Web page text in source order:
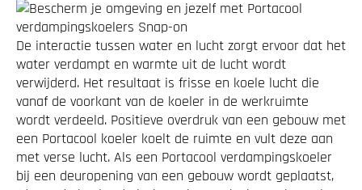
De interactie tussen water en lucht zorgt ervoor dat het
water verdampt en warmte uit de lucht wordt
verwijderd. Het resultaat is frisse en koele lucht die
vanaf de voorkant van de koeler in de werkruimte
wordt verdeeld. Positieve overdruk van een gebouw met
een Portacool koeler koelt de ruimte en vult deze aan
met verse lucht. Als een Portacool verdampingskoeler
bij een deuropening van een gebouw wordt geplaatst,